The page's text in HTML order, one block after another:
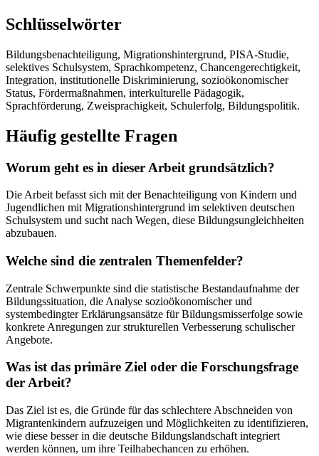
Schlüsselwörter
Bildungsbenachteiligung, Migrationshintergrund, PISA-Studie,
selektives Schulsystem, Sprachkompetenz, Chancengerechtigkeit,
Integration, institutionelle Diskriminierung, sozioökonomischer
Status, Fördermaßnahmen, interkulturelle Pädagogik,
Sprachförderung, Zweisprachigkeit, Schulerfolg, Bildungspolitik.
Häufig gestellte Fragen
Worum geht es in dieser Arbeit grundsätzlich?
Die Arbeit befasst sich mit der Benachteiligung von Kindern und
Jugendlichen mit Migrationshintergrund im selektiven deutschen
Schulsystem und sucht nach Wegen, diese Bildungsungleichheiten
abzubauen.
Welche sind die zentralen Themenfelder?
Zentrale Schwerpunkte sind die statistische Bestandaufnahme der
Bildungssituation, die Analyse sozioökonomischer und
systembedingter Erklärungsansätze für Bildungsmisserfolge sowie
konkrete Anregungen zur strukturellen Verbesserung schulischer
Angebote.
Was ist das primäre Ziel oder die Forschungsfrage
der Arbeit?
Das Ziel ist es, die Gründe für das schlechtere Abschneiden von
Migrantenkindern aufzuzeigen und Möglichkeiten zu identifizieren,
wie diese besser in die deutsche Bildungslandschaft integriert
werden können, um ihre Teilhabechancen zu erhöhen.